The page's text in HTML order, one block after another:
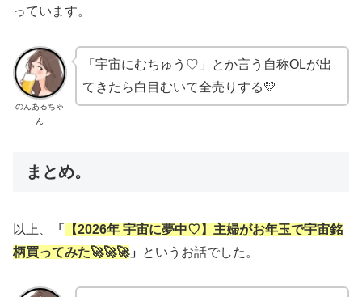
っています。
のんあるちゃ
ん
「宇宙にむちゅう♡」とか言う自称OLが出
てきたら白目むいて全売りする💛
まとめ。
以上、 「
【2026年 宇宙に夢中♡】主婦がお年玉で宇宙銘
柄買ってみた🚀🚀🚀」 というお話でした。